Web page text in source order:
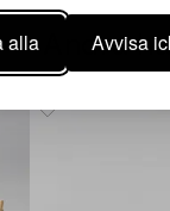
alla Avvisa
Andra